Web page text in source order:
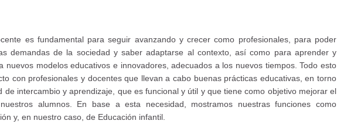
es fundamental para seguir avanzando y crecer como profesionales, para poder
demandas de la sociedad y saber adaptarse al contexto, así como para aprender y
nuevos modelos educativos e innovadores, adecuados a los nuevos tiempos. Todo esto
con profesionales y docentes que llevan a cabo buenas prácticas educativas, en torno
de intercambio y aprendizaje, que es funcional y útil y que tiene como objetivo mejorar el
alumnos. En base a esta necesidad, mostramos nuestras funciones como
y, en nuestro caso, de Educación infantil.